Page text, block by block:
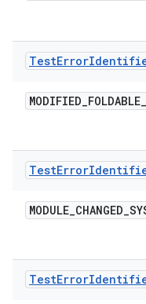
TestError
MODIFIED_FOLDABLE_
TestError
MODULE_CHANGED_
TestError